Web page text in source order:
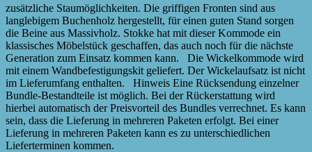
zusätzliche Staumöglichkeiten. Die griffigen Fronten sind aus
langlebigem Buchenholz hergestellt, für einen guten Stand sorgen
die Beine aus Massivholz. Stokke hat mit dieser Kommode ein
klassisches Möbelstück geschaffen, das auch noch für die nächste
Generation zum Einsatz kommen kann. Die Wickelkommode wird
mit einem Wandbefestigungskit geliefert. Der Wickelaufsatz ist nicht
im Lieferumfang enthalten. Hinweis Eine Rücksendung einzelner
Bundle-Bestandteile ist möglich. Bei der Rückerstattung wird
hierbei automatisch der Preisvorteil des Bundles verrechnet. Es kann
sein, dass die Lieferung in mehreren Paketen erfolgt. Bei einer
Lieferung in mehreren Paketen kann es zu unterschiedlichen
Lieferterminen kommen.